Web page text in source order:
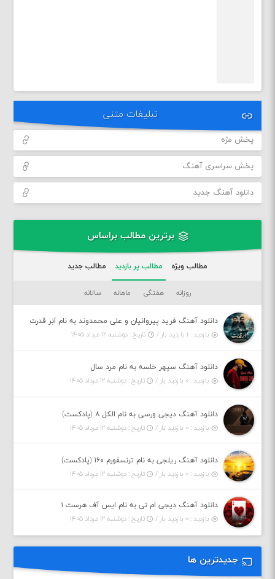
تبلیغات متنی
پخش مژه
پخش سراسری آهنگ
دانلود آهنگ جدید
برترین مطالب براساس
مطالب ویژه مطالب پر بازدید مطالب جدید
روزانه هفتگی ماهانه سالانه
دانلود آهنگ فرید پیروانیان و علی محمدوند به نام اَبَر قدرت
بازدید : ۱ بازدید بار /
تاریخ : دوشنبه ۱۲ مرداد ۱۴۰۵
دانلود آهنگ سپهر خلسه به نام مرد سال
بازدید : ۰ بازدید بار /
تاریخ : دوشنبه ۱۲ مرداد ۱۴۰۵
دانلود آهنگ دیجی ورسی به نام الکل ۸ (پادکست)
بازدید : ۰ بازدید بار /
تاریخ : دوشنبه ۱۲ مرداد ۱۴۰۵
دانلود آهنگ ریلجی به نام ترنسفورم ۱۶۰ (پادکست)
بازدید : ۰ بازدید بار /
تاریخ : دوشنبه ۱۲ مرداد ۱۴۰۵
دانلود آهنگ دیجی ام تی به نام ایس آف هرست ۱
بازدید : ۰ بازدید بار /
تاریخ : دوشنبه ۱۲ مرداد ۱۴۰۵
جدیدترین ها